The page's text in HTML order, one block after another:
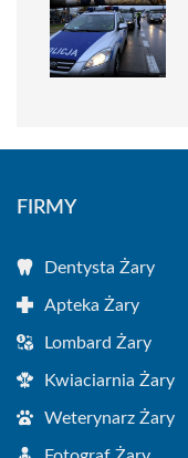
FIRMY
Dentysta Żary
Apteka Żary
Lombard Żary
Kwiaciarnia Żary
Weterynarz Żary